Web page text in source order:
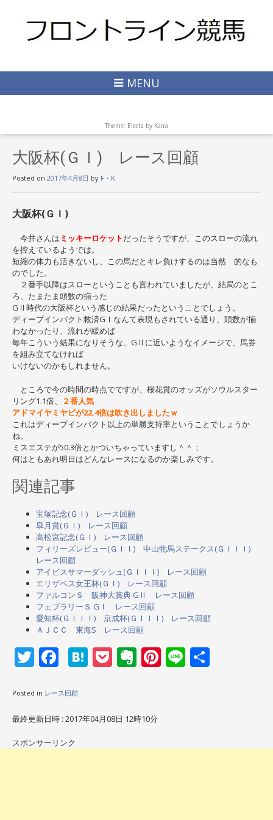
MENU
Theme: Electa by Kaira
大阪杯(ＧＩ) レース回顧
Posted on 2017年4月8日 by F・K
大阪杯(ＧＩ)
今井さんは ミッキーロケットだったそうですが、このスローの流れ
を控えているようでは。
短縮の体力も活きないし、この馬だとキレ負けするのは当然 的なも
のでした。
２番手以降はスローということも言われていましたが、結局のとこ
ろ、たまたま頭数の揃った
GⅡ時代の大阪杯という感じの結果だったということでしょう。
ディープインパクト救済GⅠなんて表現もされている通り、頭数が揃
わなかったり、流れが緩めば
毎年こういう結果になりそうな、GⅡに近いようなイメージで、馬券
を組み立てなければ
いけないのかもしれません。
ところで今の時間の時点でですが、桜花賞のオッズがソウルスター
リング1.1倍、
２番人気
アドマイヤミヤビが22.4倍は吹き出しましたｗ
これはディープインパクト以上の単勝支持率ということでしょうか
ね。
ミスエステが50.3倍とかついちゃっていますし＾＾；
何はともあれ明日はどんなレースになるのか楽しみです。
関連記事
宝塚記念(ＧＩ) レース回顧
皐月賞(ＧＩ) レース回顧
高松宮記念(ＧＩ) レース回顧
フィリーズレビュー(ＧＩＩ) 中山牝馬ステークス(ＧＩＩＩ)
レース回顧
アイビスサマーダッシュ(ＧＩＩＩ) レース回顧
エリザベス女王杯(ＧＩ) レース回顧
ファルコンＳ 阪神大賞典 GⅡ レース回顧
フェブラリーＳ GⅠ レース回顧
愛知杯(ＧＩＩＩ) 京成杯(ＧＩＩＩ) レース回顧
ＡＪＣＣ 東海S レース回顧
TwitterFacebook
Hatena
Pocket
Evernote
Pinterest
Line
Posted in レース回顧
最終更新日時 : 2017年04月08日 12時10分
スポンサーリンク